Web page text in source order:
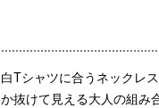
白Tシャツに合うネックレ
か抜けて見える大人の組み